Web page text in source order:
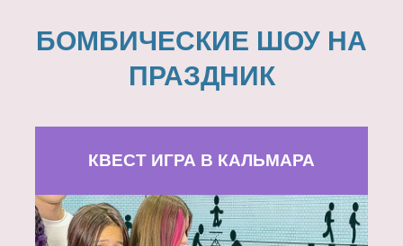
БОМБИЧЕСКИЕ ШОУ НА
ПРАЗДНИК
КВЕСТ ИГРА В КАЛЬМАРА